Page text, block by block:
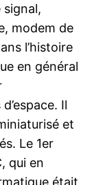
signal,
modem de
l’histoire
en général
Il
et
Le 1er
qui en
était